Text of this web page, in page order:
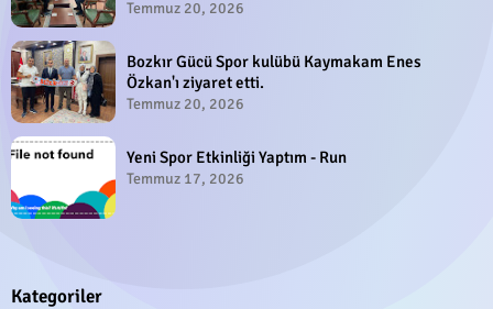
Temmuz 20, 2026
Bozkır Gücü Spor kulübü Kaymakam Enes
Özkan'ı ziyaret etti.
Temmuz 20, 2026
Yeni Spor Etkinliği Yaptım - Run
Temmuz 17, 2026
Kategoriler